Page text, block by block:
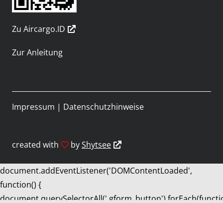
Zu Aircargo.ID
Zur Anleitung
created with byShytsee
Impressum | Datenschutzhinweise
document.addEventListener('DOMContentLoaded',
function() {